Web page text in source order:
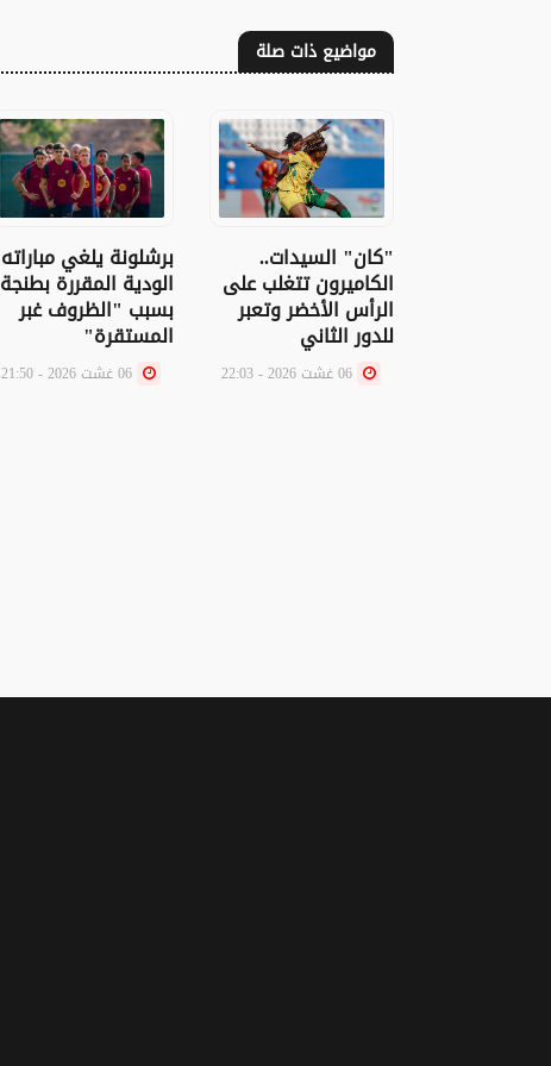
مواضيع ذات صلة
"كان" السيدات..
الكاميرون تتغلب على
الرأس الأخضر وتعبر
للدور الثاني
برشلونة يلغي مباراته
الودية المقررة بطنجة
بسبب "الظروف غبر
المستقرة"